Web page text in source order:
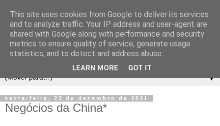
▼
sexta-feira, 23 de dezembro de 2011
Negócios da China*
This site uses cookies from Google to deliver its services
and to analyze traffic. Your IP address and user-agent are
shared with Google along with performance and security
metrics to ensure quality of service, generate usage
statistics, and to detect and address abuse.
LEARN MORE GOT IT